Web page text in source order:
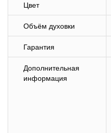
Цвет
Объём духовки
Гарантия
Дополнительная
информация